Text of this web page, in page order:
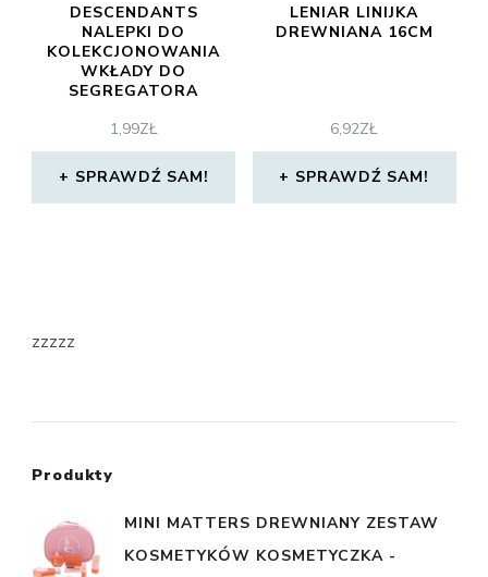
DESCENDANTS
NALEPKI DO
KOLEKCJONOWANIA
WKŁADY DO
SEGREGATORA
1,99ZŁ
SPRAWDŹ SAM!
LENIAR LINIJKA
DREWNIANA 16CM
6,92ZŁ
SPRAWDŹ SAM!
zzzzz
Produkty
MINI MATTERS DREWNIANY ZESTAW
KOSMETYKÓW KOSMETYCZKA -